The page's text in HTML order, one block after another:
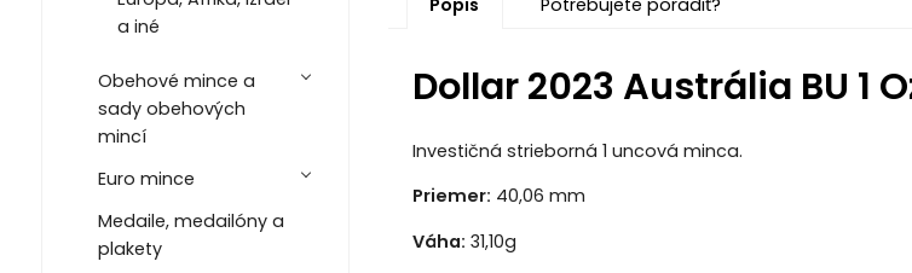
a iné
Obehové mince a
sady obehových
mincí
Euro mince
Medaile, medailóny a
plakety
Dollar 2023 Austrália BU 1
Investičná strieborná 1 uncová minca.
Priemer: 40,06 mm
Váha: 31,10g